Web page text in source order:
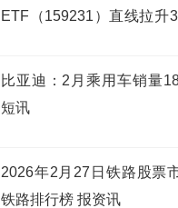
ETF（159231）直线拉升
比亚迪：2月乘用车销量
短讯
2026年2月27日铁路股票
铁路排行榜 报资讯